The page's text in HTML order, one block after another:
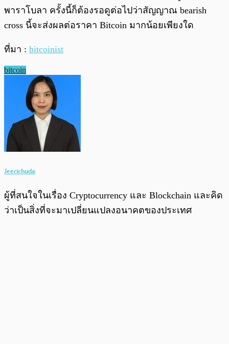
พาราโบลา ครั้งนี้ก็ต้องรอดูต่อไปว่าสัญญาณ bearish
cross นี้จะส่งผลต่อราคา Bitcoin มากน้อยเพียงใด
ที่มา : bitcoinist
bitcoin
Jeerichuda
ผู้ที่สนใจในเรื่อง Cryptocurrency และ Blockchain และคิด
ว่าเป็นสิ่งที่จะมาเปลี่ยนแปลงอนาคตของประเทศ